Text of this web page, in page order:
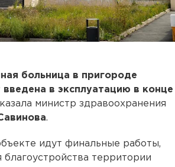
больница в пригороде
в эксплуатацию в конце
министр здравоохранения
.
идут финальные работы,
территории